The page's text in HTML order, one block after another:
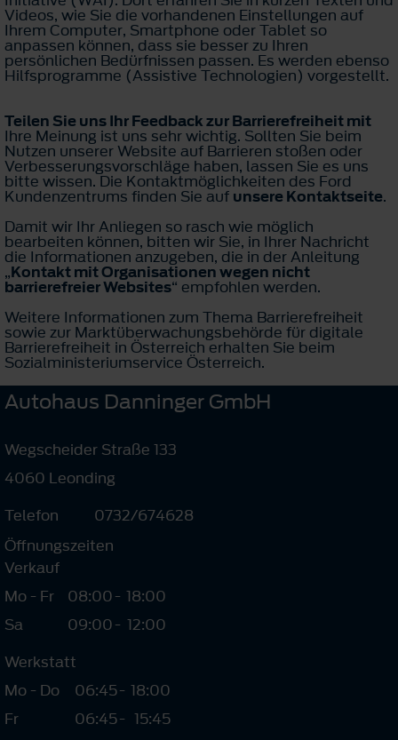
Videos, wie Sie die vorhandenen Einstellungen auf
Ihrem Computer, Smartphone oder Tablet so
anpassen können, dass sie besser zu Ihren
persönlichen Bedürfnissen passen. Es werden ebenso
Hilfsprogramme (Assistive Technologien) vorgestellt.
Teilen Sie uns Ihr Feedback zur Barrierefreiheit mit
Ihre Meinung ist uns sehr wichtig. Sollten Sie beim
Nutzen unserer Website auf Barrieren stoßen oder
Verbesserungsvorschläge haben, lassen Sie es uns
bitte wissen. Die Kontaktmöglichkeiten des Ford
Kundenzentrums finden Sie auf unsere Kontaktseite.
Damit wir Ihr Anliegen so rasch wie möglich
bearbeiten können, bitten wir Sie, in Ihrer Nachricht
die Informationen anzugeben, die in der Anleitung
„Kontakt mit Organisationen wegen nicht
barrierefreier Websites“ empfohlen werden.
Weitere Informationen zum Thema Barrierefreiheit
sowie zur Marktüberwachungsbehörde für digitale
Barrierefreiheit in Österreich erhalten Sie beim
Sozialministeriumservice Österreich.
Autohaus Danninger GmbH
Wegscheider Straße 133
4060 Leonding
Telefon
0732/674628
Öffnungszeiten
Verkauf
Mo - Fr
08:00- 18:00
Sa
09:00- 12:00
Werkstatt
Mo - Do
06:45- 18:00
Fr
06:45- 15:45